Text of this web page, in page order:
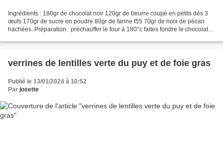
Ingrédients : 180gr de chocolat noir 120gr de beurre coupé en petits dés 3
œufs 170gr de sucre en poudre 80gr de farine t55 70gr de noix de pécan
hachées. Préparation : préchauffer le four à 180°c faites fondre le chocolat
verrines de lentilles verte du puy et de foie gras
Publié le 13/01/2024 à 10:52
Par josette